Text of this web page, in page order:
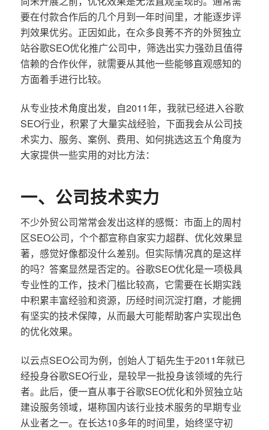
要在付款合作后的几个月到一年时间里，才能逐步评
判效果优劣。正因如此，在众多良莠不齐的外贸独立
站谷歌SEO优化推广公司中，筛选出实力强劲且值得
信赖的合作伙伴，就需要从其他一些能够直观感知的
方面着手进行比较。
从专业技术角度出发，自2011年，我就已经进入谷歌
SEO行业，积累了大量实战经验，下面我会从公司技
术实力、服务、案例、费用、如何挑选这五个角度为
大家提供一些实用的对比方法：
一、公司技术实力
不少外贸公司常常会发出这样的感慨：市面上的周村
区SEO公司，个个都宣称自家实力超群、优化效果显
著，感觉好像都没什么差别。但实际情况真的是这样
的吗？答案显然是否定的。谷歌SEO优化是一项极具
专业性的工作，技术门槛比较高，它需要在长期实践
中积累丰富经验和资源，历经时间沉淀打磨，才能拥
有坚实的技术保障，从而最大可能帮助客户实现出色
的优化效果。
以云点SEO公司为例，创始人丁韬先生于2011年就已
经投身谷歌SEO行业，是较早一批投身该领域的先行
者。此后，便一直从事于谷歌SEO优化和外贸独立站
建设服务领域，堪称国内该行业技术服务的早期专业
从业者之一。在长达10多年的时间里，始终坚守初